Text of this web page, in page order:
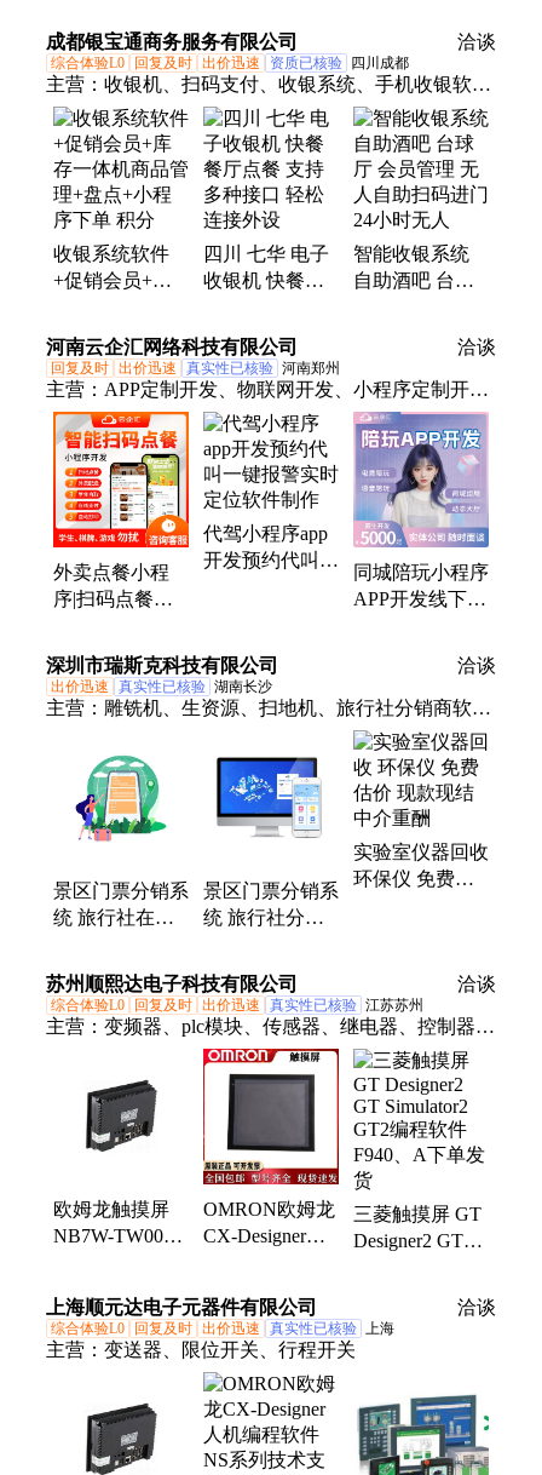
管理 快马科技
式，效率倍增
商城系统开发定
制
成都银宝通商务服务有限公司 洽谈
综合体验L0 回复及时 出价迅速 资质已核验 四川成都
主营： 收银机、扫码支付、收银系统、手机收银软
件、收银软件系统、智能收银软件、零食店收银、手
机收银、水果摊收银、服装店收银、移动端收银、收
银一体机、奶茶店收银、二维码扫码、秤重一体机、
电子秤一体、生鲜条码收银、扫码收银银豹、手机收
银扫码、商业收款设备、超市收银设备、食堂刷脸设
备、餐饮饭店收银、超市自助收银、足疗店收款机
收银系统软件
+促销会员+库
理+盘点+小程
序下单 积分
四川 七华 电子
收银机 快餐餐
种接口 轻松连
接外设
智能收银系统
自助酒吧 台球
人自助扫码进门
河南云企汇网络科技有限公司 洽谈
回复及时 出价迅速 真实性已核验 河南郑州
主营： APP定制开发、物联网开发、小程序定制开
发、办公软件开发、软硬件开发
外卖点餐小程
序|扫码点餐系
糕店下单软件开
发
代驾小程序app
开发预约代叫一
同城陪玩小程序
APP开发线下线
组局系统源码搭
深圳市瑞斯克科技有限公司 洽谈
出价迅速 真实性已核验 湖南长沙
主营： 雕铣机、生资源、扫地机、旅行社分销商软
件、压铸机、铣边机、质谱仪、吹瓶机、库存vga、
频率计、龙门磨、铝基板、内存条、平衡车、数据
线、电源板、摄像头、充电线、注塑机、高清线、钻
工机、导电胶、电磁阀、汽车板、工具磨、充电宝
景区门票分销系
统 旅行社在线
景点二级分销管
理
景区门票分销系
统 旅行社分销
持批量下单
实验室仪器回收
环保仪 免费估
苏州顺熙达电子科技有限公司 洽谈
综合体验L0 回复及时 出价迅速 真实性已核验 江苏苏州
主营： 变频器、plc模块、传感器、继电器、控制器、
断路器、扩展模块、通信模块、电源模块、转换开
关、网络模块、输出模块、感应开关、路器手柄、接
近开关、接口模块、空气开关、处理器模块、电子元
件设、路器附件手柄
欧姆龙触摸屏
NB7W-TW00B
OMRON欧姆龙
CX-Designer人
单发货
三菱触摸屏 GT
Designer2 GT
F940、A下单发
货
上海顺元达电子元器件有限公司 洽谈
综合体验L0 回复及时 出价迅速 真实性已核验 上海
主营： 变送器、限位开关、行程开关